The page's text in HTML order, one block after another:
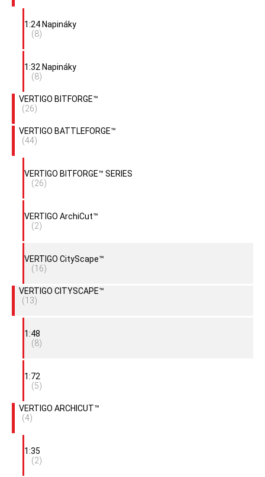
1:24 Napináky
(8)
1:32 Napináky
(8)
VERTIGO BITFORGE™
(26)
VERTIGO BATTLEFORGE™
(44)
VERTIGO BITFORGE™ SERIES
(26)
VERTIGO ArchiCut™
(2)
VERTIGO CityScape™
(16)
VERTIGO CITYSCAPE™
(13)
1:48
(8)
1:72
(5)
VERTIGO ARCHICUT™
(4)
1:35
(2)